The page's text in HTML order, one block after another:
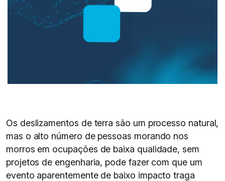
Os deslizamentos de terra são um processo natural,
mas o alto número de pessoas morando nos
morros em ocupações de baixa qualidade, sem
projetos de engenharia, pode fazer com que um
evento aparentemente de baixo impacto traga